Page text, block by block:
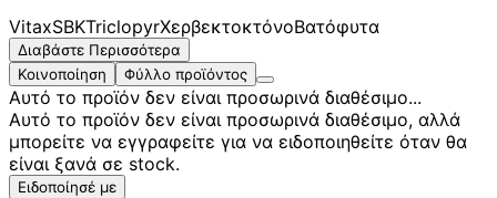
VitaxSBKTriclopyrΧερβεκτοκτόνοΒατόφυτα
Διαβάστε Περισσότερα
Κοινοποίηση
Φύλλο προϊόντος
Αυτό το προϊόν δεν είναι προσωρινά διαθέσιμο...
Αυτό το προϊόν δεν είναι προσωρινά διαθέσιμο, αλλά
μπορείτε να εγγραφείτε για να ειδοποιηθείτε όταν θα
είναι ξανά σε stock.
Ειδοποίησέ με